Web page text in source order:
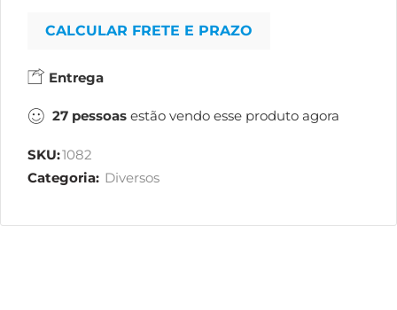
CALCULAR FRETE E PRAZO
Entrega
27 pessoas estão vendo esse produto agora
SKU:1082
Categoria: Diversos